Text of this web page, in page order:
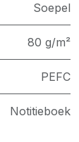
Soepel
80 g/m²
PEFC
Notitieboek